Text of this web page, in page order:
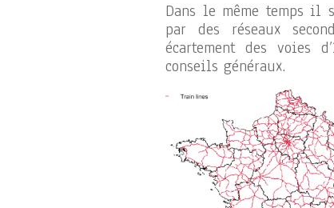
Dans le même temps il
par des réseaux
écartement des voies
conseils généraux.